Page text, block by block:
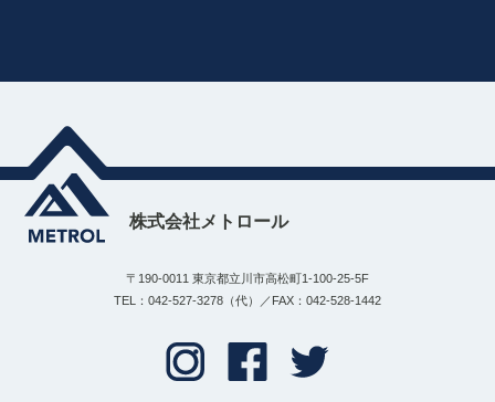
株式会社メトロール
〒190-0011 東京都立川市高松町1-100-25-5F
TEL：042-527-3278（代）／FAX：042-528-1442